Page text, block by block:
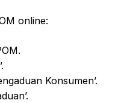
online:
Konsumen’.